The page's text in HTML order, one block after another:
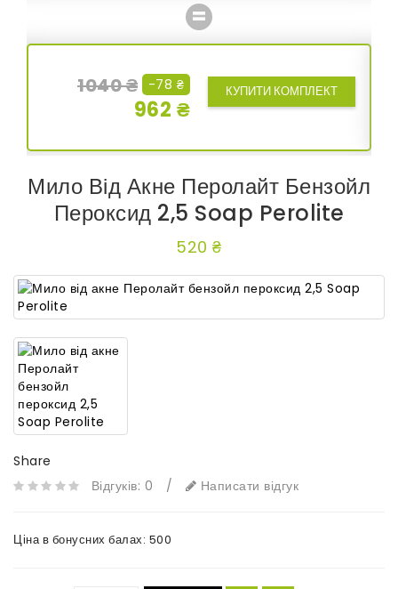
=
1040 ₴ -78 ₴
962 ₴
КУПИТИ КОМПЛЕКТ
Мило Від Акне Перолайт Бензойл
Пероксид 2,5 Soap Perolite
520 ₴
Share
Відгуків: 0
/ Написати відгук
Ціна в бонусних балах: 500